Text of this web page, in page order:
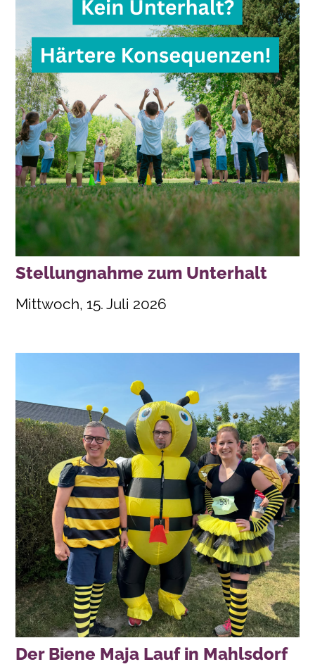
Stellungnahme zum Unterhalt
Mittwoch, 15. Juli 2026
Der Biene Maja Lauf in Mahlsdorf